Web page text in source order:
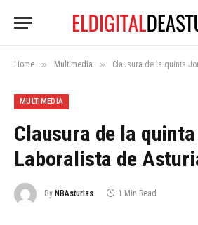
Home » Multimedia » Clausura de la quinta
MULTIMEDIA
Clausura de la
Laboralista de
By NBAsturias 1 Min Read